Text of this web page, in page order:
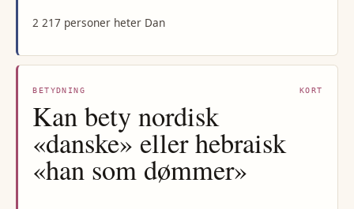
2 217 personer heter Dan
BETYDNING KORT
Kan bety nordisk
«danske» eller hebraisk
«han som dømmer»